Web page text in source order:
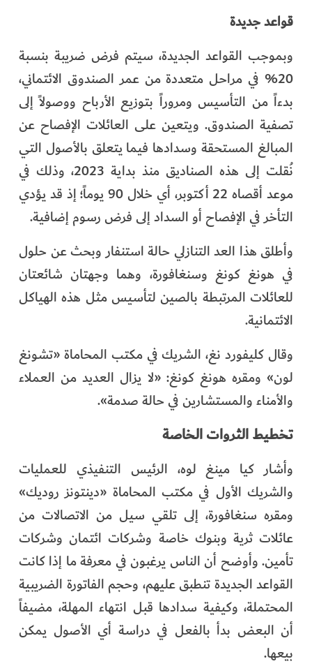
قواعد جديدة
وبموجب القواعد الجديدة، سيتم فرض ضريبة بنسبة
20% في مراحل متعددة من عمر الصندوق الائتماني،
بدءاً من التأسيس ومروراً بتوزيع الأرباح ووصولاً إلى
تصفية الصندوق. ويتعين على العائلات الإفصاح عن
المبالغ المستحقة وسدادها فيما يتعلق بالأصول التي
نُقلت إلى هذه الصناديق منذ بداية 2023، وذلك في
موعد أقصاه 22 أكتوبر، أي خلال 90 يوماً؛ إذ قد يؤدي
التأخر في الإفصاح أو السداد إلى فرض رسوم إضافية.
وأطلق هذا العد التنازلي حالة استنفار وبحث عن حلول
في هونغ كونغ وسنغافورة، وهما وجهتان شائعتان
للعائلات المرتبطة بالصين لتأسيس مثل هذه الهياكل
الائتمانية.
وقال كليفورد نغ، الشريك في مكتب المحاماة «تشونغ
لون» ومقره هونغ كونغ: «لا يزال العديد من العملاء
والأمناء والمستشارين في حالة صدمة».
تخطيط الثروات الخاصة
وأشار كيا مينغ لوه، الرئيس التنفيذي للعمليات
والشريك الأول في مكتب المحاماة «دينتونز روديك»
ومقره سنغافورة، إلى تلقي سيل من الاتصالات من
عائلات ثرية وبنوك خاصة وشركات ائتمان وشركات
تأمين. وأوضح أن الناس يرغبون في معرفة ما إذا كانت
القواعد الجديدة تنطبق عليهم، وحجم الفاتورة الضريبية
المحتملة، وكيفية سدادها قبل انتهاء المهلة، مضيفاً
أن البعض بدأ بالفعل في دراسة أي الأصول يمكن
بيعها.